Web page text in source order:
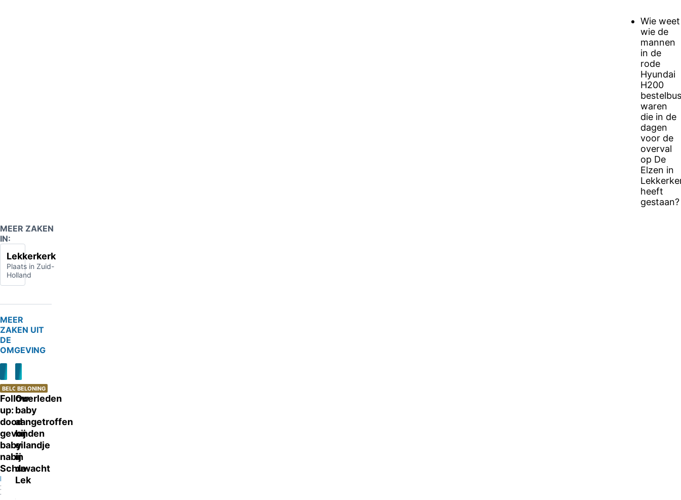
Wie weet
wie de
mannen
in de
rode
Hyundai
H200
bestelbus
waren
die in de
dagen
voor de
overval
op De
Elzen in
heeft
gestaan?
MEER ZAKEN
IN:
Lekkerkerk
Plaats in Zuid-
Holland
MEER
ZAKEN UIT
DE
OMGEVING
BELONING
Follow-
up:
dood
gevonden
baby
nabij
Schuwacht
Lekkerkerk
28-
12-
BELONING
Overleden
baby
aangetroffen
bij
eilandje
in
de
Lek